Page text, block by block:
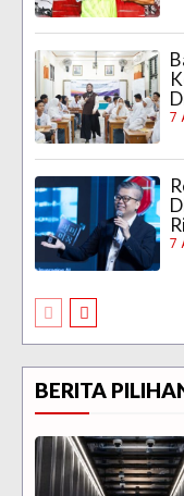
7
7
BERITA